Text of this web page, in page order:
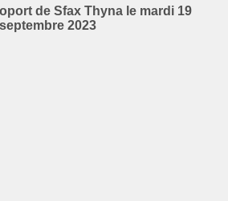
de Sfax Thyna le mardi 19
septembre 2023